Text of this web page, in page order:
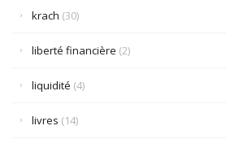
krach (30)
liberté financière (2)
liquidité (4)
livres (14)